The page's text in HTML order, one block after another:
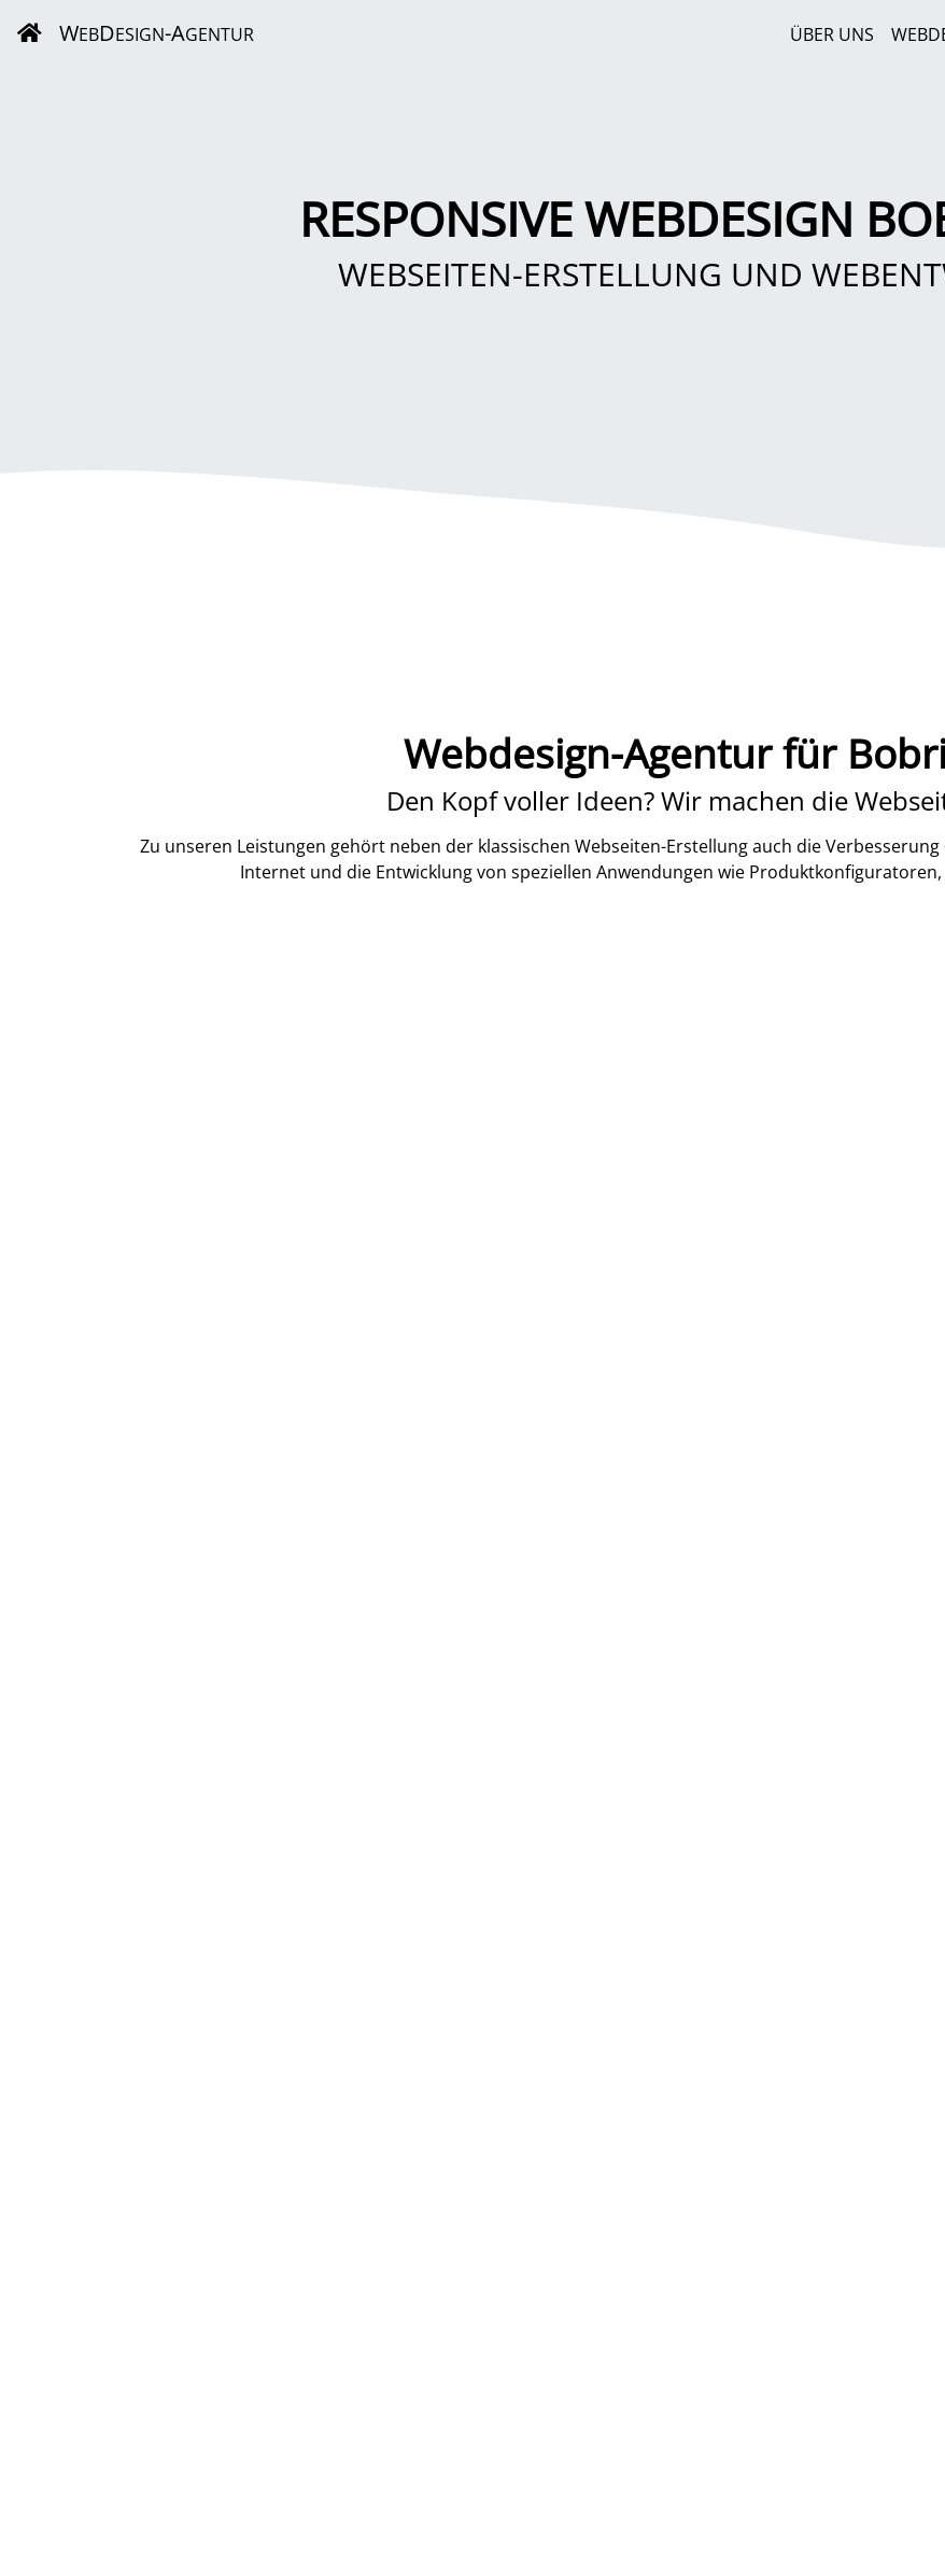
WEBDESIGN-AGENTUR ÜBER UNS
RESPONSIVE WEBDESIGN
WEBSEITEN-ERSTELLUNG UND
Webdesign-Agentur für
Den Kopf voller Ideen? Wir machen die
Zu unseren Leistungen gehört neben der klassischen Webseiten-Erstellung auch die
Internet und die Entwicklung von speziellen Anwendungen wie